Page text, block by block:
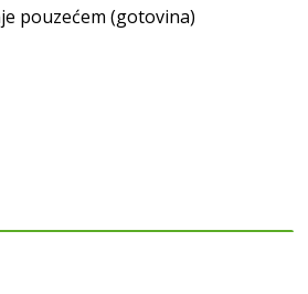
pouzećem (gotovina)